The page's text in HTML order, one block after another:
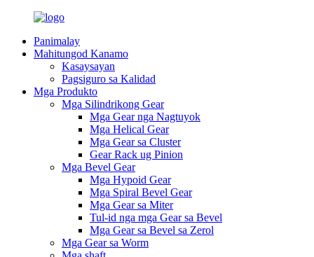
Panimalay
Mahitungod Kanamo
Kasaysayan
Pagsiguro sa Kalidad
Mga Produkto
Mga Silindrikong Gear
Mga Gear nga Nagtuyok
Mga Helical Gear
Mga Gear sa Cluster
Gear Rack ug Pinion
Mga Bevel Gear
Mga Hypoid Gear
Mga Spiral Bevel Gear
Mga Gear sa Miter
Tul-id nga mga Gear sa Bevel
Mga Gear sa Bevel sa Zerol
Mga Gear sa Worm